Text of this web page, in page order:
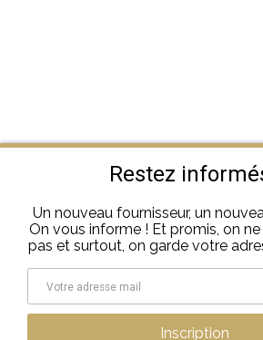
Restez
Un nouveau fournisseur, un
On vous informe ! Et promis, on
pas et surtout, on garde votre
Inscription